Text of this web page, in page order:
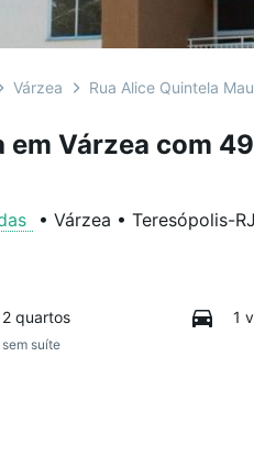
Várzea Rua Alice Quintela
Várzea com 49
• Várzea • Teresópolis-RJ
2 quartos
sem suíte
1